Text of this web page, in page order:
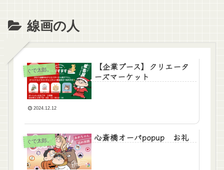
線画の人
ぐで太郎。
【企業ブース】クリエータ
ーズマーケット
2024.12.12
ぐで太郎。 心斎橋オーパpopup お礼